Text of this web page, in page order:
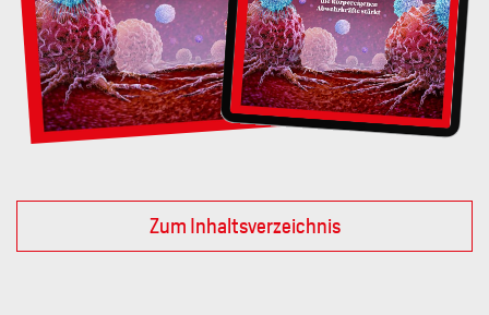
Zum Inhaltsverzeichnis